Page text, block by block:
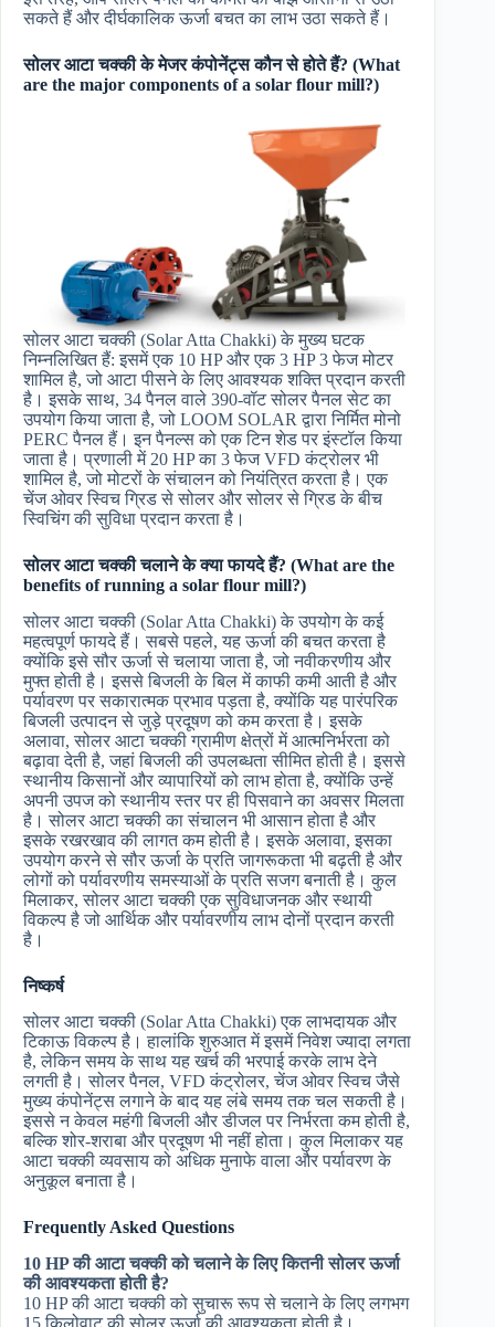
सकते हैं और दीर्घकालिक ऊर्जा बचत का लाभ उठा सकते हैं।
सोलर आटा चक्की के मेजर कंपोनेंट्स कौन से होते हैं? (What
are the major components of a solar flour mill?)
सोलर आटा चक्की (Solar Atta Chakki) के मुख्य घटक
निम्नलिखित हैं: इसमें एक 10 HP और एक 3 HP 3 फेज मोटर
शामिल है, जो आटा पीसने के लिए आवश्यक शक्ति प्रदान करती
है। इसके साथ, 34 पैनल वाले 390-वॉट सोलर पैनल सेट का
उपयोग किया जाता है, जो LOOM SOLAR द्वारा निर्मित मोनो
PERC पैनल हैं। इन पैनल्स को एक टिन शेड पर इंस्टॉल किया
जाता है। प्रणाली में 20 HP का 3 फेज VFD कंट्रोलर भी
शामिल है, जो मोटरों के संचालन को नियंत्रित करता है। एक
चेंज ओवर स्विच ग्रिड से सोलर और सोलर से ग्रिड के बीच
स्विचिंग की सुविधा प्रदान करता है।
सोलर आटा चक्की चलाने के क्या फायदे हैं? (What are the
benefits of running a solar flour mill?)
सोलर आटा चक्की (Solar Atta Chakki) के उपयोग के कई
महत्वपूर्ण फायदे हैं। सबसे पहले, यह ऊर्जा की बचत करता है
क्योंकि इसे सौर ऊर्जा से चलाया जाता है, जो नवीकरणीय और
मुफ्त होती है। इससे बिजली के बिल में काफी कमी आती है और
पर्यावरण पर सकारात्मक प्रभाव पड़ता है, क्योंकि यह पारंपरिक
बिजली उत्पादन से जुड़े प्रदूषण को कम करता है। इसके
अलावा, सोलर आटा चक्की ग्रामीण क्षेत्रों में आत्मनिर्भरता को
बढ़ावा देती है, जहां बिजली की उपलब्धता सीमित होती है। इससे
स्थानीय किसानों और व्यापारियों को लाभ होता है, क्योंकि उन्हें
अपनी उपज को स्थानीय स्तर पर ही पिसवाने का अवसर मिलता
है। सोलर आटा चक्की का संचालन भी आसान होता है और
इसके रखरखाव की लागत कम होती है। इसके अलावा, इसका
उपयोग करने से सौर ऊर्जा के प्रति जागरूकता भी बढ़ती है और
लोगों को पर्यावरणीय समस्याओं के प्रति सजग बनाती है। कुल
मिलाकर, सोलर आटा चक्की एक सुविधाजनक और स्थायी
विकल्प है जो आर्थिक और पर्यावरणीय लाभ दोनों प्रदान करती
है।
निष्कर्ष
सोलर आटा चक्की (Solar Atta Chakki) एक लाभदायक और
टिकाऊ विकल्प है। हालांकि शुरुआत में इसमें निवेश ज्यादा लगता
है, लेकिन समय के साथ यह खर्च की भरपाई करके लाभ देने
लगती है। सोलर पैनल, VFD कंट्रोलर, चेंज ओवर स्विच जैसे
मुख्य कंपोनेंट्स लगाने के बाद यह लंबे समय तक चल सकती है।
इससे न केवल महंगी बिजली और डीजल पर निर्भरता कम होती है,
बल्कि शोर-शराबा और प्रदूषण भी नहीं होता। कुल मिलाकर यह
आटा चक्की व्यवसाय को अधिक मुनाफे वाला और पर्यावरण के
अनुकूल बनाता है।
Frequently Asked Questions
10 HP की आटा चक्की को चलाने के लिए कितनी सोलर ऊर्जा
की आवश्यकता होती है?
10 HP की आटा चक्की को सुचारू रूप से चलाने के लिए लगभग